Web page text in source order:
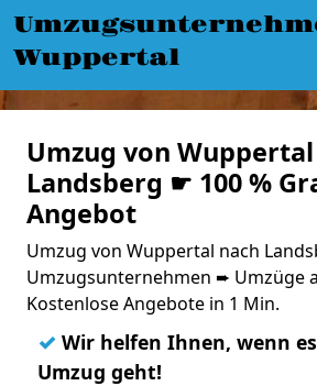
Wuppertal
Umzug von
Landsberg ☛ 100 %
Angebot
Umzug von Wuppertal nach
Umzugsunternehmen ➨ Umzüge
Kostenlose Angebote in 1 Min.
✓ Wir helfen Ihnen, wenn
Umzug geht!